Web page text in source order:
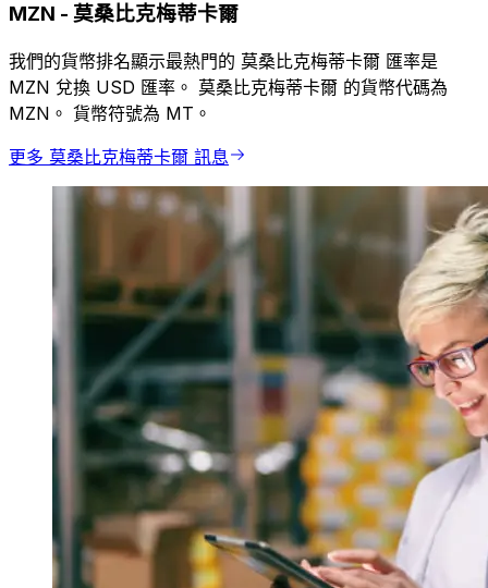
MZN - 莫桑比克梅蒂卡爾
我們的貨幣排名顯示最熱門的 莫桑比克梅蒂卡爾 匯率是
MZN 兌換 USD 匯率。 莫桑比克梅蒂卡爾 的貨幣代碼為
MZN。 貨幣符號為 MT。
更多 莫桑比克梅蒂卡爾 訊息